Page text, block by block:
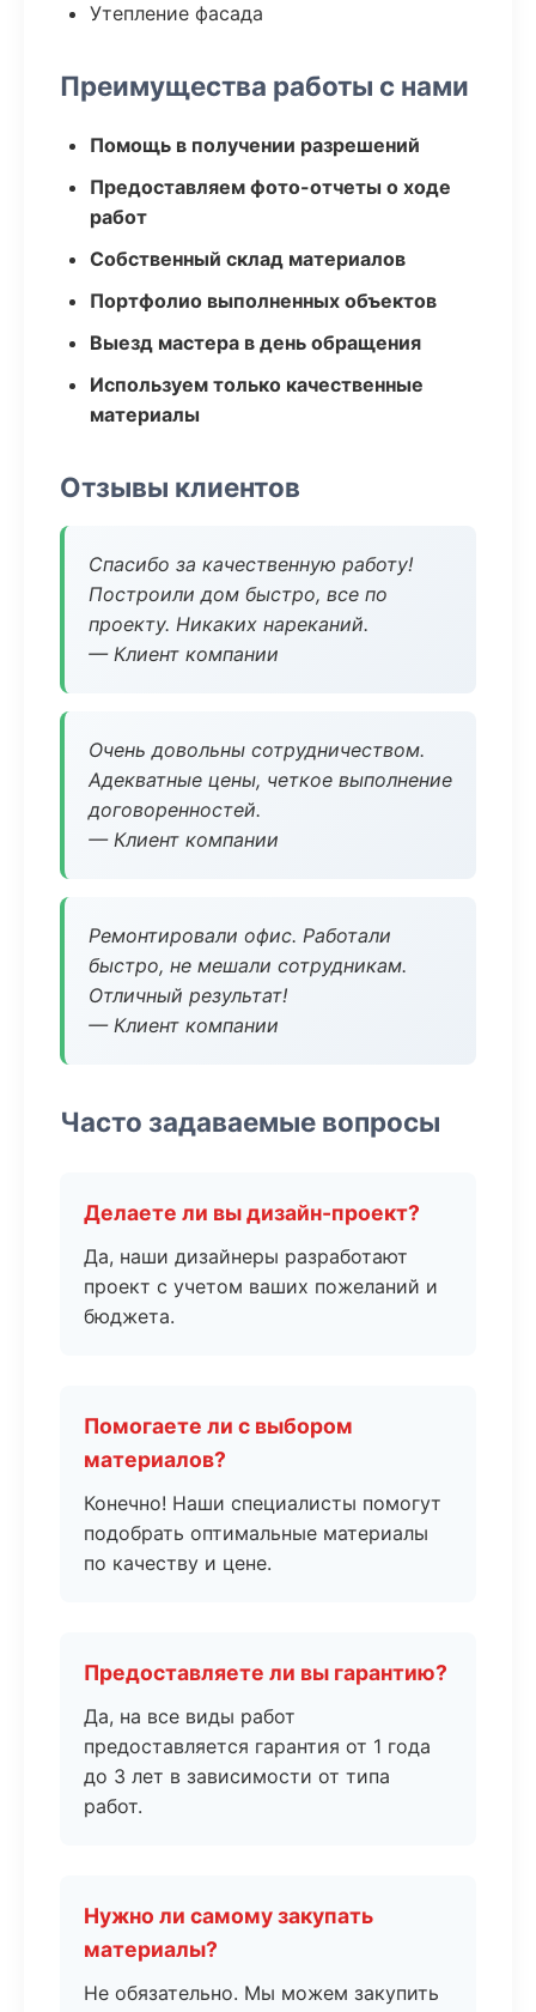
Утепление фасада
Преимущества работы с нами
Помощь в получении разрешений
Предоставляем фото-отчеты о ходе
работ
Собственный склад материалов
Портфолио выполненных объектов
Выезд мастера в день обращения
Используем только качественные
материалы
Отзывы клиентов
Спасибо за качественную работу!
Построили дом быстро, все по
проекту. Никаких нареканий.
— Клиент компании
Очень довольны сотрудничеством.
Адекватные цены, четкое выполнение
договоренностей.
— Клиент компании
Ремонтировали офис. Работали
быстро, не мешали сотрудникам.
Отличный результат!
— Клиент компании
Часто задаваемые вопросы
Делаете ли вы дизайн-проект?
Да, наши дизайнеры разработают
проект с учетом ваших пожеланий и
бюджета.
Помогаете ли с выбором
материалов?
Конечно! Наши специалисты помогут
подобрать оптимальные материалы
по качеству и цене.
Предоставляете ли вы гарантию?
Да, на все виды работ
предоставляется гарантия от 1 года
до 3 лет в зависимости от типа
работ.
Нужно ли самому закупать
материалы?
Не обязательно. Мы можем закупить